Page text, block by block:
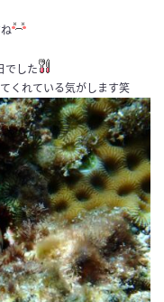
でした
くれている気がします笑